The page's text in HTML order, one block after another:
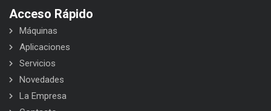
Acceso Rápido
Máquinas
Aplicaciones
Servicios
Novedades
La Empresa